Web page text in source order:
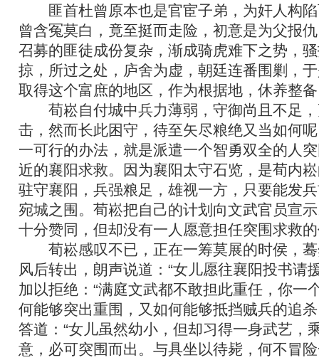
匪首杜曾原本也是官宦子弟，为奸人构陷
曾含冤莫白，竟至挺而走险，初意是为父报
召募的匪徒成份复杂，渐成骑虎难下之势，
掠，所过之处，庐舍为虚，朝廷连番围剿，
取得这个富庶的地区，作为根据地，休养整
荀崧自付城中兵力薄弱，守御尚且不足，
击，然而长此困守，待至矢尽粮绝又当如何
一可行的办法，就是派遣一个智勇双全的人
近的襄阳求救。因为襄阳太守石览，是荀内
驻守襄阳，兵强粮足，雄视一方，只要能发
宛城之围。荀崧把自己的计划向文武官员宣
十分赞同，但却没有一人愿意担任突围求救
荀崧感叹不已，正在一筹莫展的时侯，蓦
风后转出，朗声说道：“女儿愿往襄阳投书请
加以拒绝：“满庭文武都不敢担此重任 ，你一
何能够突出重围，又如何能够抵挡贼兵的追
答道：“女儿虽然幼小，但却习得一身武艺，
意，必可突围而出。与具坐以待毙，何不冒